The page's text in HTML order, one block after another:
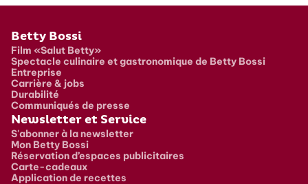
Pied de page
Betty Bossi
Film «Salut Betty»
Spectacle culinaire et gastronomique de Betty Bossi
Entreprise
Carrière & jobs
Durabilité
Communiqués de presse
Newsletter et Service
S'abonner à la newsletter
Mon Betty Bossi
Réservation d’espaces publicitaires
Carte-cadeaux
Application de recettes